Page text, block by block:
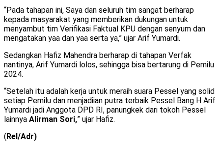
“Pada tahapan ini, Saya dan seluruh tim sangat berharap
kepada masyarakat yang memberikan dukungan untuk
menyambut tim Verifikasi Faktual KPU dengan senyum dan
mengatakan yaa dan yaa serta ya,” ujar Arif Yumardi.
Sedangkan Hafiz Mahendra berharap di tahapan Verfak
nantinya, Arif Yumardi lolos, sehingga bisa bertarung di Pemilu
2024.
“Setelah itu adalah kerja untuk meraih suara Pessel yang solid
setiap Pemilu dan menjadiian putra terbaik Pessel Bang H Arif
Yumardi jadi Anggota DPD RI, panungkek dari tokoh Pessel
lainnya Alirman Sori,” ujar Hafiz.
(Rel/Adr)